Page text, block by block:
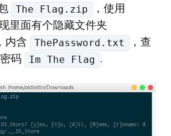
The Flag.zip ，使用
里面有个隐藏文件夹
，内含 ThePassword.txt
，查
码
Im The Flag .